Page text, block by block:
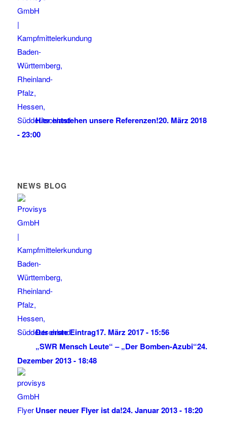
Hier entstehen unsere Referenzen!20. März 2018
- 23:00
NEWS BLOG
Der erste Eintrag17. März 2017 - 15:56
„SWR Mensch Leute“ – „Der Bomben-Azubi“24.
Dezember 2013 - 18:48
Unser neuer Flyer ist da!24. Januar 2013 - 18:20